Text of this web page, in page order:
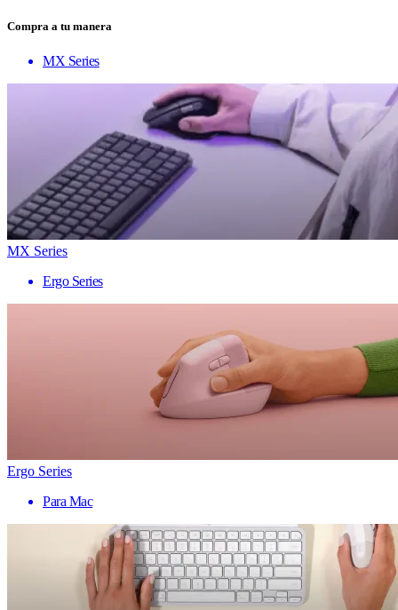
Compra a tu manera
MX Series
MX Series
Ergo Series
Ergo Series
Para Mac